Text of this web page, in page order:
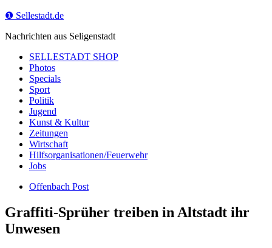
❶ Sellestadt.de
Nachrichten aus Seligenstadt
SELLESTADT SHOP
Photos
Specials
Sport
Politik
Jugend
Kunst & Kultur
Zeitungen
Wirtschaft
Hilfsorganisationen/Feuerwehr
Jobs
Offenbach Post
Graffiti-Sprüher treiben in Altstadt ihr
Unwesen